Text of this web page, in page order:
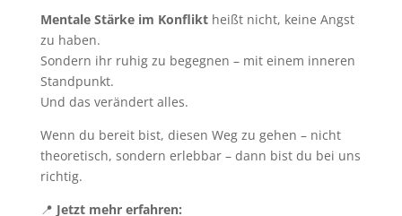
Mentale Stärke im Konfliktheißt nicht, keine Angst
zu haben.
Sondern ihr ruhig zu begegnen – mit einem inneren
Standpunkt.
Und das verändert alles.
Wenn du bereit bist, diesen Weg zu gehen – nicht
theoretisch, sondern erlebbar – dann bist du bei uns
richtig.
📍 Jetzt mehr erfahren: